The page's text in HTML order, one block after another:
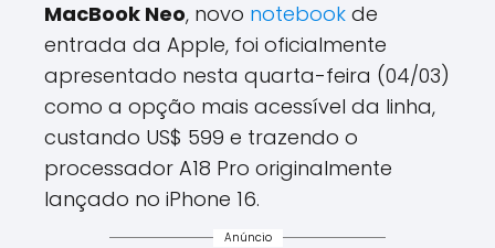
MacBook Neo, novo notebook de
entrada da Apple, foi oficialmente
apresentado nesta quarta-feira (04/03)
como a opção mais acessível da linha,
custando US$ 599 e trazendo o
processador A18 Pro originalmente
lançado no iPhone 16.
Anúncio